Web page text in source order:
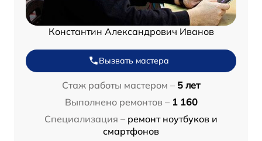
Константин Александрович Иванов
Вызвать мастера
Стаж работы мастером – 5 лет
Выполнено ремонтов – 1 160
Специализация – ремонт ноутбуков и
смартфонов